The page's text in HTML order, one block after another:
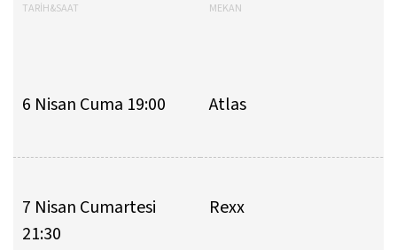
TARİH&SAAT MEKAN
6 Nisan Cuma 19:00 Atlas
7 Nisan Cumartesi
21:30
Rexx